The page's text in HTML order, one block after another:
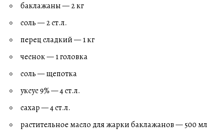
баклажаны — 2 кг
соль — 2 ст.л.
перец сладкий — 1 кг
чеснок — 1 головка
соль — щепотка
уксус 9% — 4 ст.л.
сахар — 4 ст.л.
растительное масло для жарки баклажанов — 500 мл